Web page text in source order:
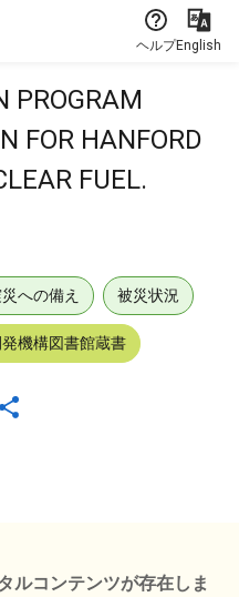
ヘルプEnglish
PROGRAM
FOR HANFORD
FUEL.
への備え 被災状況
機構図書館蔵書
ルコンテンツが存在しま